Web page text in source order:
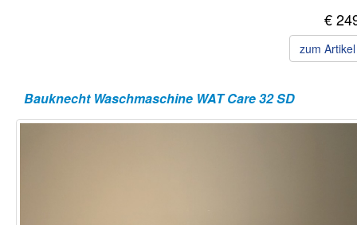
€
zum
Bauknecht Waschmaschine WAT Care 32 SD